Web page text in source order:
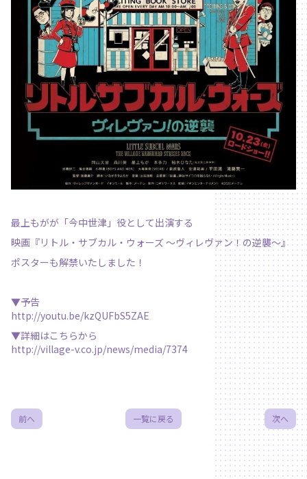
最上もがが「今中世津」役として出演する
映画『リトル・サブカル・ウォーズ 〜ヴィレヴァン！の逆襲〜』
ポスターも解禁いたしました！
▼予告
http://youtu.be/kzQUFbS5ZAE
▼詳細はこちらから
http://village-v.co.jp/news/media/7374
前へ 一覧に戻る 次へ